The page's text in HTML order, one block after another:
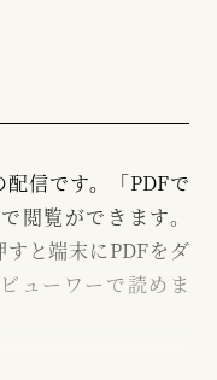
信です。「PDFで
閲覧ができます。
すと端末にPDFをダ
ューワーで読めま